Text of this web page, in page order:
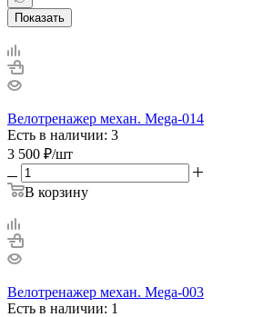
Показать
Велотренажер механ. Mega-014
Есть в наличии: 3
3 500 ₽/шт
В корзину
Велотренажер механ. Mega-003
Есть в наличии: 1